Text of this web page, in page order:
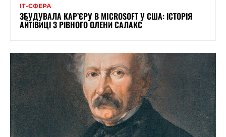
ІТ-СФЕРА
ЗБУДУВАЛА КАР’ЄРУ В MICROSOFT У США: ІСТОРІЯ
АЙТІВИЦІ З РІВНОГО ОЛЕНИ САЛАКС